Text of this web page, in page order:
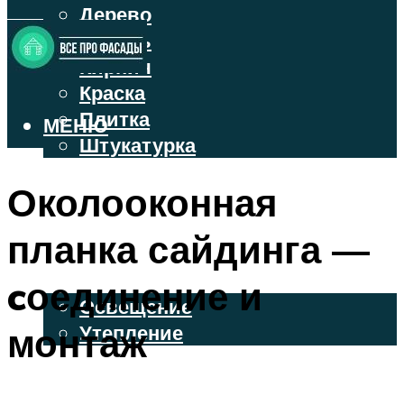
Дерево
Камень
Кирпич
Краска
Плитка
Штукатурка
ОСВЕЩЕНИЕ И УТЕПЛЕНИЕ
Освещение
Утепление
МЕНЮ
Околооконная
планка сайдинга —
cоединение и
монтаж